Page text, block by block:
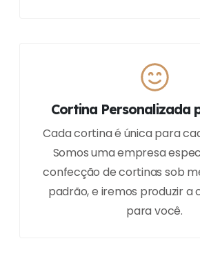
Cortina Personalizada
Cada cortina é única para
Somos uma empresa
confecção de cortinas sob
padrão, e iremos produzir a
para você.